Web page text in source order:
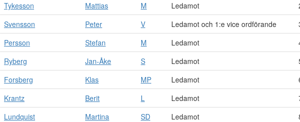
Tykesson
Mattias M Ledamot
Svensson
Peter V Ledamot och 1:e vice ordförande
Persson
Stefan M Ledamot
Ryberg
Jan-Åke S Ledamot
Forsberg
Klas MP Ledamot
Krantz
Berit L Ledamot
Lundquist
Martina SD Ledamot